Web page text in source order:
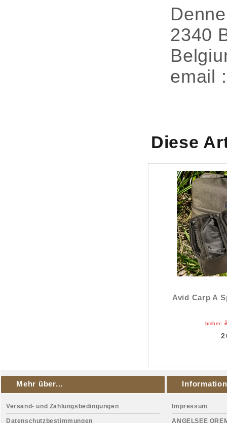
2340
email
Diese
Avid Carp A
bisher:
Mehr über...
Versand- und Zahlungsbedingungen
Datenschutzbestimmungen
Impressum
ANGELSEE